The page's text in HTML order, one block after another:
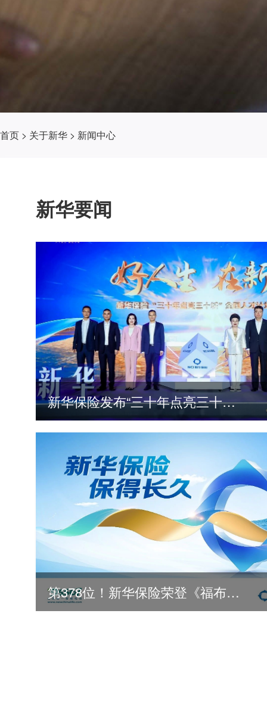
首页 > 关于新华 > 新闻中心
新华要闻
新华保险发布“三十年点亮三十城”全国人才计划
第378位！新华保险荣登《福布斯》全球500强